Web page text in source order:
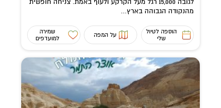
מהנקודה הגבוהה בארץ...
הוספה לטיול
שלי
על המפה
שמירה
למועדפים